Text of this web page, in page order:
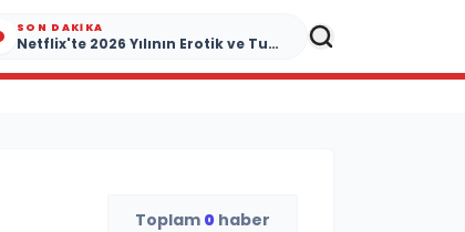
SON DAKIKA
Netflix'te 2026 Yılının Erotik ve Tutku Dolu Yapımları
Toplam 0 haber